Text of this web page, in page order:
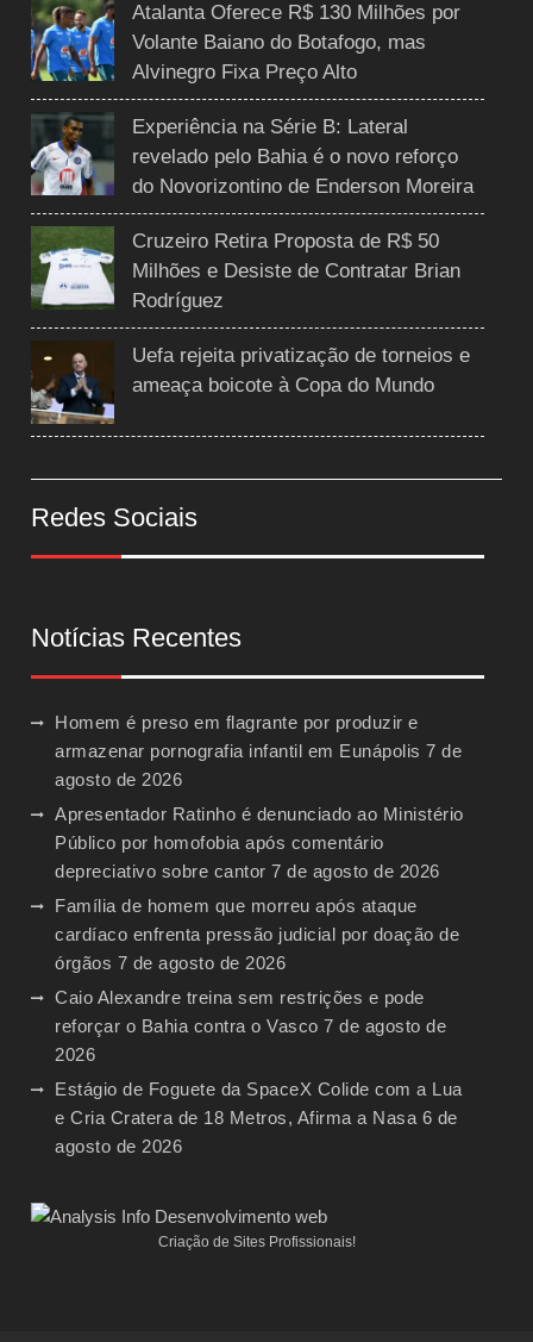
Atalanta Oferece R$ 130 Milhões por
Volante Baiano do Botafogo, mas
Alvinegro Fixa Preço Alto
Experiência na Série B: Lateral
revelado pelo Bahia é o novo reforço
do Novorizontino de Enderson Moreira
Cruzeiro Retira Proposta de R$ 50
Milhões e Desiste de Contratar Brian
Rodríguez
Uefa rejeita privatização de torneios e
ameaça boicote à Copa do Mundo
Redes Sociais
Notícias Recentes
Homem é preso em flagrante por produzir e
armazenar pornografia infantil em Eunápolis 7 de
agosto de 2026
Apresentador Ratinho é denunciado ao Ministério
Público por homofobia após comentário
depreciativo sobre cantor 7 de agosto de 2026
Família de homem que morreu após ataque
cardíaco enfrenta pressão judicial por doação de
órgãos 7 de agosto de 2026
Caio Alexandre treina sem restrições e pode
reforçar o Bahia contra o Vasco 7 de agosto de
2026
Estágio de Foguete da SpaceX Colide com a Lua
e Cria Cratera de 18 Metros, Afirma a Nasa 6 de
agosto de 2026
Criação de Sites Profissionais!